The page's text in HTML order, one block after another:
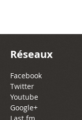
Réseaux
Facebook
Twitter
Youtube
Google+
Last.fm